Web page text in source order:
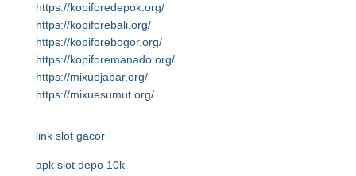
https://kopiforedepok.org/
https://kopiforebali.org/
https://kopiforebogor.org/
https://kopiforemanado.org/
https://mixuejabar.org/
https://mixuesumut.org/
link slot gacor
apk slot depo 10k